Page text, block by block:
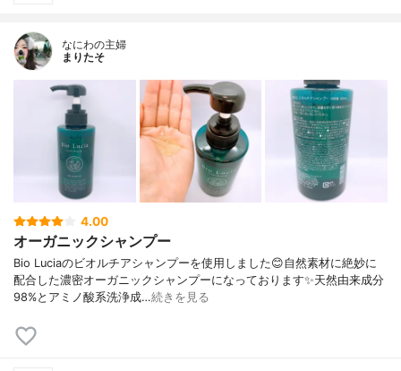
なにわの主婦
まりたそ
4.00
オーガニックシャンプー
Bio Luciaのビオルチアシャンプーを使用しました😊自然素材に絶妙に
配合した濃密オーガニックシャンプーになっております✨天然由来成分
98%とアミノ酸系洗浄成…続きを見る